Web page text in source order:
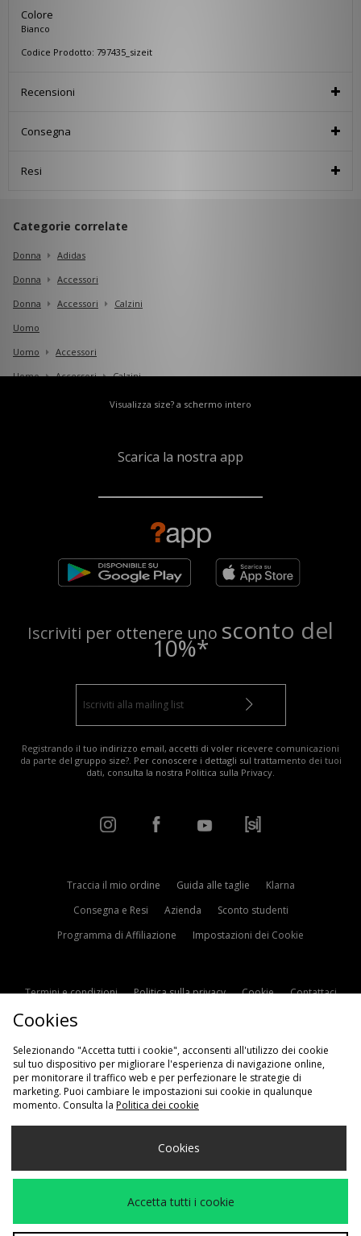
Colore
Bianco
Codice Prodotto: 797435_sizeit
Recensioni
Consegna
Resi
Categorie correlate
Donna
Adidas
Donna
Accessori
Donna
Accessori
Calzini
Uomo
Uomo
Accessori
Uomo
Accessori Calzini
Visualizza size? a schermo intero
Scarica la nostra app
Iscriviti per ottenere uno sconto del
10%*
Registrando il tuo indirizzo email, accetti di voler ricevere comunicazioni
da parte del gruppo size?. Per conoscere i dettagli sul trattamento dei tuoi
dati, consulta la nostra Politica sulla Privacy
Traccia il mio ordine Guida alle taglie
Klarna
Consegna e Resi
Azienda
Sconto studenti
Programma di Affiliazione
Impostazioni dei Cookie
Termini e condizioni Politica sulla privacy Cookie
Contattaci
Scegli Il Tuo Paese
Accettiamo i seguenti metodi di pagamento
Cookies
Selezionando "Accetta tutti i cookie", acconsenti all'utilizzo dei cookie
sul tuo dispositivo per migliorare l'esperienza di navigazione online,
per monitorare il traffico web e per perfezionare le strategie di
marketing. Puoi cambiare le impostazioni sui cookie in qualunque
momento. Consulta la Politica dei cookie
Cookies
Accetta tutti i cookie